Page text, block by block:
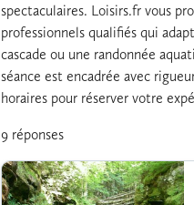
spectaculaires. Loisirs.fr vous
professionnels qualifiés qui
cascade ou une randonnée
séance est encadrée avec
horaires pour réserver votre
9 réponses